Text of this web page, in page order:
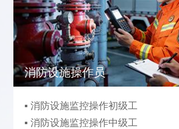
消防设施操作员
▪ 消防设施监控操作初级工
▪ 消防设施监控操作中级工